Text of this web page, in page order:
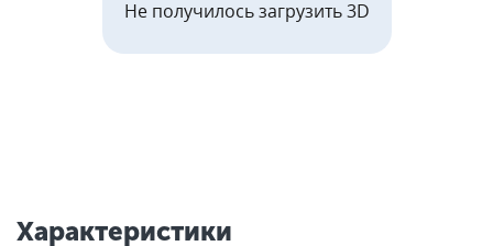
Не получилось загрузить 3D
Характеристики